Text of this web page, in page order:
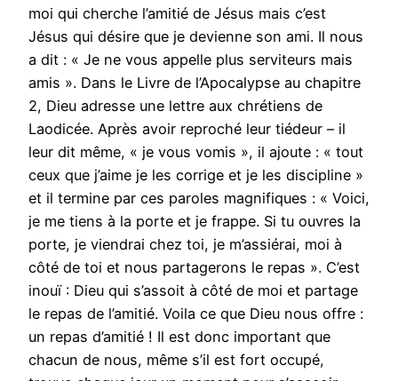
moi qui cherche l’amitié de Jésus mais c’est
Jésus qui désire que je devienne son ami. Il nous
a dit : « Je ne vous appelle plus serviteurs mais
amis ». Dans le Livre de l’Apocalypse au chapitre
2, Dieu adresse une lettre aux chrétiens de
Laodicée. Après avoir reproché leur tiédeur – il
leur dit même, « je vous vomis », il ajoute : « tout
ceux que j’aime je les corrige et je les discipline »
et il termine par ces paroles magnifiques : « Voici,
je me tiens à la porte et je frappe. Si tu ouvres la
porte, je viendrai chez toi, je m’assiérai, moi à
côté de toi et nous partagerons le repas ». C’est
inouï : Dieu qui s’assoit à côté de moi et partage
le repas de l’amitié. Voila ce que Dieu nous offre :
un repas d’amitié ! Il est donc important que
chacun de nous, même s’il est fort occupé,